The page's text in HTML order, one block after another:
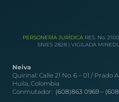
PERSONERÍA JURÍDICA RES. No.
SNIES 2828 | VIGILADA
Neiva
Quirinal: Calle 21 No. 6 – 01 / Prado
Huila, Colombia
Conmutador: (608)863 0969 –